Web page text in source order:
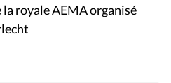
royale AEMA organisé